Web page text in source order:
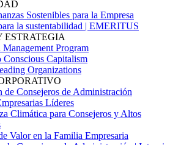
Sostenibles para la Empresa
la sustentabilidad | EMERITUS
ESTRATEGIA
Program
Conscious Capitalism
Organizations
de Consejeros de Administración
Líderes
Climática para Consejeros y Altos
Valor en la Familia Empresaria